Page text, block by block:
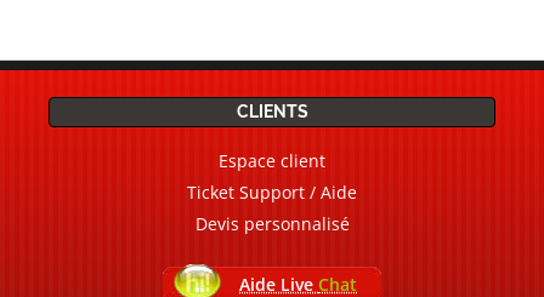
CLIENTS
Espace client
Ticket Support / Aide
Devis personnalisé
Aide Live Chat